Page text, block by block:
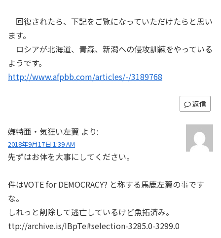
回復されたら、下記をご覧になっていただけたらと思い
ます。
ロシアが北海道、青森、新潟への侵攻訓練をやっている
ようです。
http://www.afpbb.com/articles/-/3189768
返信
嫌特亜・気狂い左翼 より:
2018年9月17日 1:39 AM
先ずはお体を大事にしてください。
件はVOTE for DEMOCRACY? と称する馬鹿左翼の事です
な。
しれっと削除して逃亡しているけど魚拓済み。
ttp://archive.is/IBpTe#selection-3285.0-3299.0